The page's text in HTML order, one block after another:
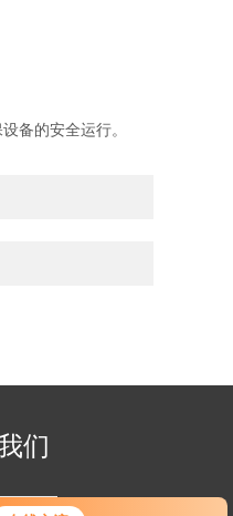
备的安全运行。
们